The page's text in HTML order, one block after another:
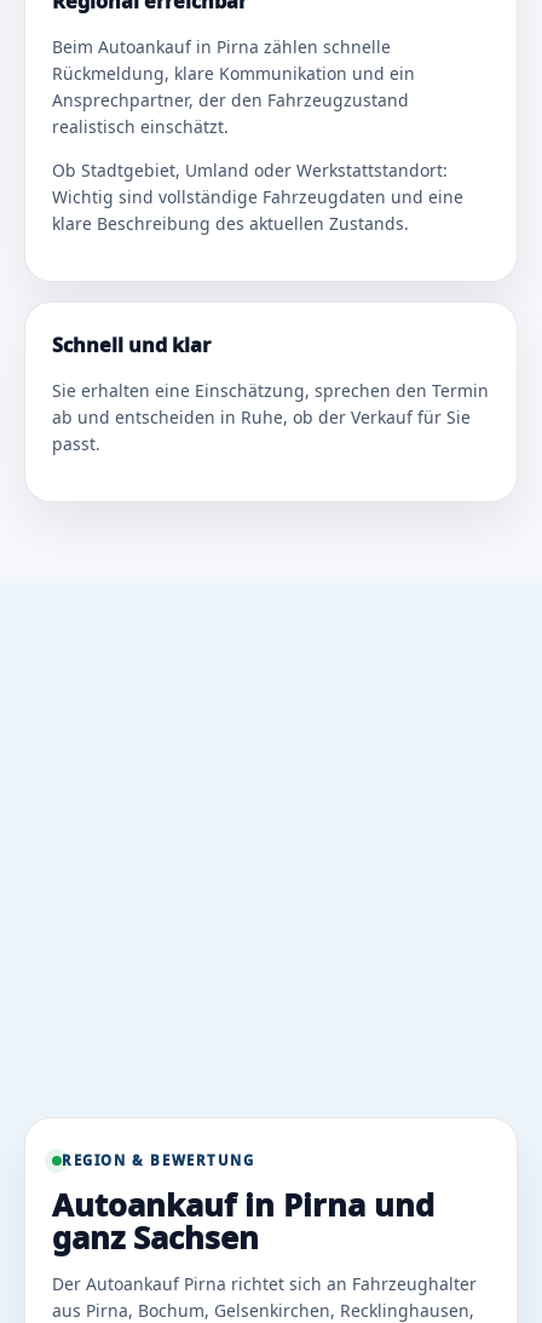
Beim Autoankauf in Pirna zählen schnelle
Rückmeldung, klare Kommunikation und ein
Ansprechpartner, der den Fahrzeugzustand
realistisch einschätzt.
Ob Stadtgebiet, Umland oder Werkstattstandort:
Wichtig sind vollständige Fahrzeugdaten und eine
klare Beschreibung des aktuellen Zustands.
Schnell und klar
Sie erhalten eine Einschätzung, sprechen den Termin
ab und entscheiden in Ruhe, ob der Verkauf für Sie
passt.
REGION & BEWERTUNG
Autoankauf in Pirna und
ganz Sachsen
Der Autoankauf Pirna richtet sich an Fahrzeughalter
aus Pirna, Bochum, Gelsenkirchen, Recklinghausen,